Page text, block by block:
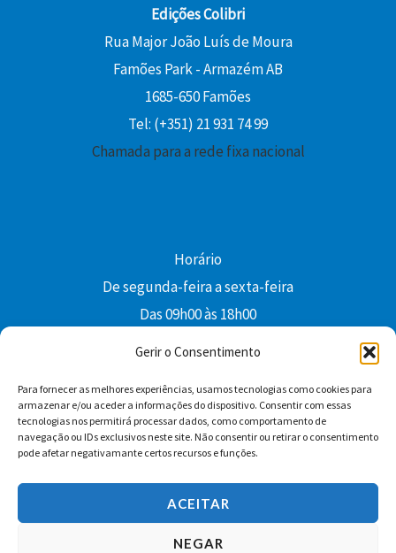
Gerir o Consentimento
Para fornecer as melhores experiências, usamos tecnologias como cookies para
armazenar e/ou aceder a informações do dispositivo. Consentir com essas
tecnologias nos permitirá processar dados, como comportamento de
navegação ou IDs exclusivos neste site. Não consentir ou retirar o consentimento
pode afetar negativamante certos recursos e funções.
ACEITAR
NEGAR
Edições Colibri
Rua Major João Luís de Moura
Famões Park - Armazém AB
1685-650 Famões
Tel: (+351) 21 931 74 99
Chamada para a rede fixa nacional
Horário
De segunda-feira a sexta-feira
Das 09h00 às 18h00
Facebook YouTube Instagram
Whatsapp
Condições Gerais de Venda